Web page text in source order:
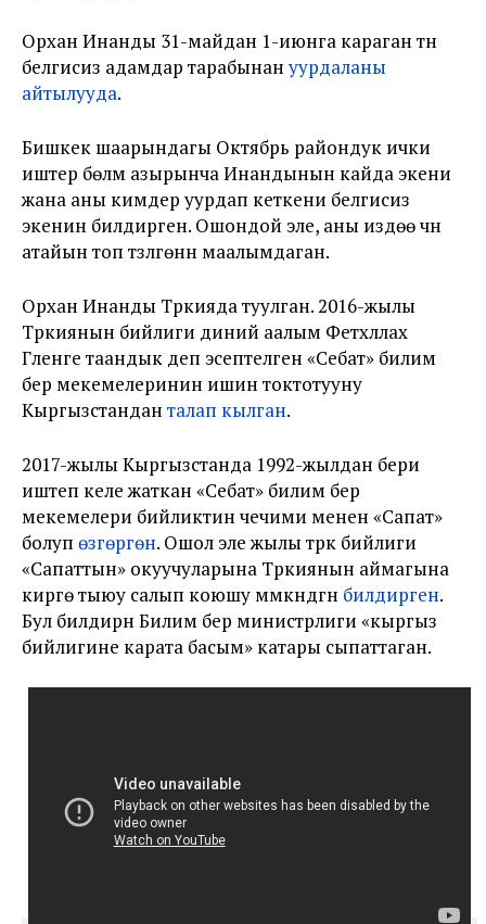
Орхан Инанды 31-майдан 1-июнга караган түнү
белгисиз адамдар тарабынануурдаланы
айтылууда.
Бишкек шаарындагы Октябрь райондук ички
иштер бөлүмү азырынча Инандынын кайда экени
жана аны кимдер уурдап кеткени белгисиз
экенин билдирген. Ошондой эле, аны издөө үчүн
атайын топ түзүлгөнүн маалымдаган.
Орхан Инанды Түркияда туулган. 2016-жылы
Түркиянын бийлиги диний аалым Фетхүллах
Гүленге таандык деп эсептелген «Себат» билим
берүү мекемелеринин ишин токтотууну
Кыргызстандан талап кылган.
2017-жылы Кыргызстанда 1992-жылдан бери
иштеп келе жаткан «Себат» билим берүү
мекемелери бийликтин чечими менен «Сапат»
болуп өзгөргөн. Ошол эле жылы түрк бийлиги
«Сапаттын» окуучуларына Түркиянын аймагына
кирүүгө тыюу салып коюшу мүмкүндүгүн билдирген.
Бул билдирүүнү Билим берүү министрлиги «кыргыз
бийлигине карата басым» катары сыпаттаган.